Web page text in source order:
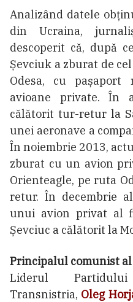
Analizând datele
din Ucraina,
descoperit că, după
Șevciuk a zburat de
Odesa, cu
avioane private. În
călătorit tur-retur la
unei aeronave a
În noiembrie 2013,
zburat cu un avion
Orienteagle, pe ruta
retur. În decembrie
unui avion privat al
Șevciuc a călătorit la
Principalul comunist
Liderul
Transnistria, Oleg